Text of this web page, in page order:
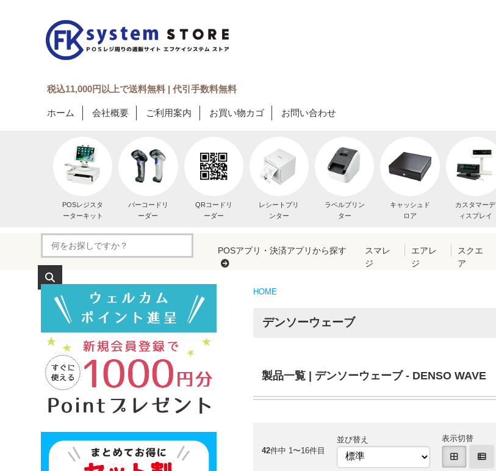
税込11,000円以上で送料無料 | 代引手数料無料
ホーム 会社概要 ご利用案内 お買い物カゴ お問い合わせ
POSレジスタ
ーターキット
バーコードリ
ーダー
QRコードリ
ーダー
レシートプリ
ンター
ラベルプリン
ター
キャッシュド
ロア
カスタマーデ
ィスプレイ
POSアプリ・決済アプリから探す
スマレ
ジ
エアレ
ジ
スクエ
ア
HOME
デンソーウェーブ
製品一覧 | デンソーウェーブ - DENSO WAVE
42件中 1〜16件目
並び替え 表示切替